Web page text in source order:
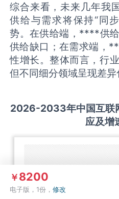
综合来看，未来几年我
供给与需求将保持“同
势。在供给端，****供
供给缺口；在需求端，
性增长。整体而言，行
但不同细分领域呈现差
2026-2033年中国互联
应及增
￥8200
电子版，1份，修改